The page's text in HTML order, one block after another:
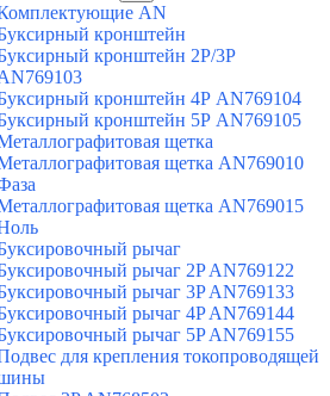
AN
кронштейн
кронштейн 2Р/3Р
кронштейн 4Р AN769104
кронштейн 5Р AN769105
щетка
щетка AN769010
щетка AN769015
рычаг
рычаг 2P AN769122
рычаг 3P AN769133
рычаг 4P AN769144
рычаг 5P AN769155
для крепления токопроводящей